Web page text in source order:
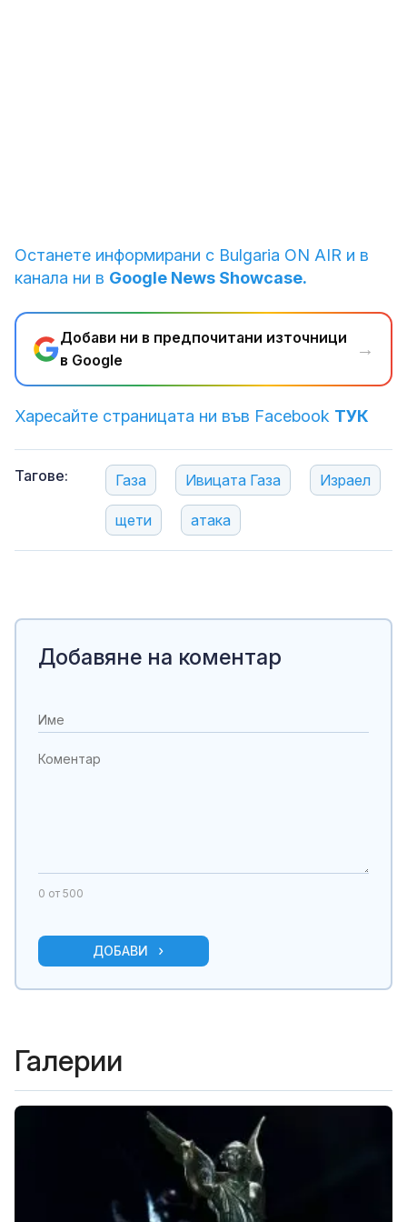
Останете информирани с Bulgaria ON AIR и в
канала ни в Google News Showcase.
Добави ни в предпочитани източници
в Google
→
Харесайте страницата ни във Facebook ТУК
Тагове: Газа Ивицата Газа Израел
щети атака
Добавяне на коментар
0 от 500
ДОБАВИ
Галерии